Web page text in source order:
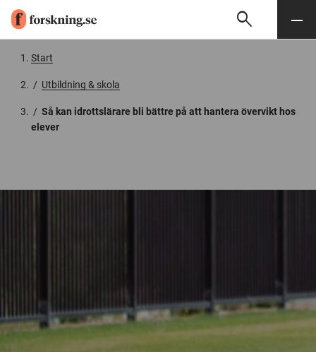
Söksearch Meny
Start
/ Utbildning & skola
/ Så kan idrottslärare bli bättre på att hantera övervikt hos
elever